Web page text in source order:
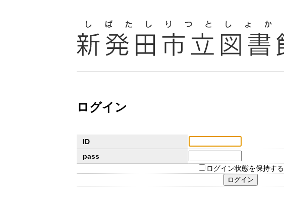
ログイン
ID
pass
ログイン状態を保持する